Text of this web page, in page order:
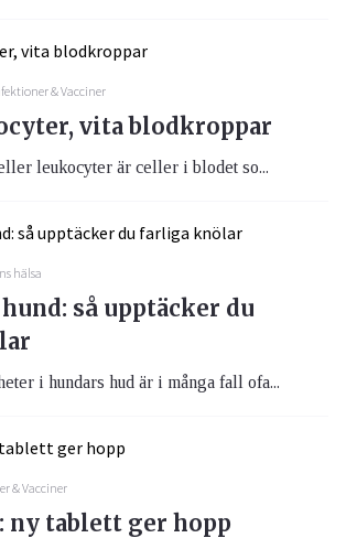
& Vacciner
vita blodkroppar
leukocyter är celler i blodet so...
hälsa
så upptäcker du
i hundars hud är i många fall ofa...
& Vacciner
ny tablett ger hopp